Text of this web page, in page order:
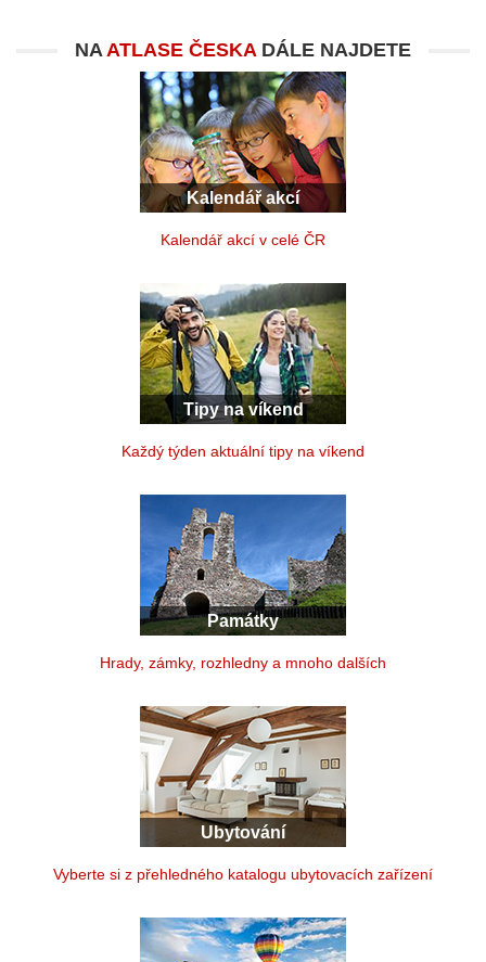
NAATLASE ČESKADÁLE NAJDETE
Kalendář akcí
Kalendář akcí v celé ČR
Tipy na víkend
Každý týden aktuální tipy na víkend
Památky
Hrady, zámky, rozhledny a mnoho dalších
Ubytování
Vyberte si z přehledného katalogu ubytovacích zařízení